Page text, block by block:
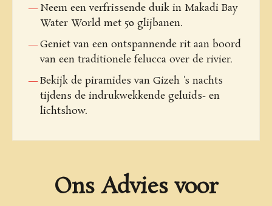
Neem een verfrissende duik in Makadi Bay
Water World met 50 glijbanen.
Geniet van een ontspannende rit aan boord
van een traditionele felucca over de rivier.
Bekijk de piramides van Gizeh 's nachts
tijdens de indrukwekkende geluids- en
lichtshow.
Ons Advies voor